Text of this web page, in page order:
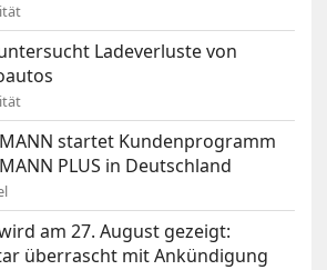
Ladeverluste von
startet Kundenprogramm
PLUS in Deutschland
am 27. August gezeigt:
überrascht mit Ankündigung